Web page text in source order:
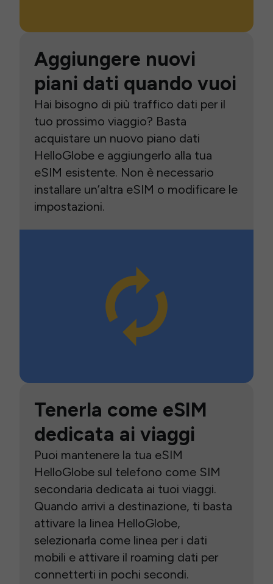
Aggiungere nuovi
piani dati quando vuoi
Hai bisogno di più traffico dati per il
tuo prossimo viaggio? Basta
acquistare un nuovo piano dati
HelloGlobe e aggiungerlo alla tua
eSIM esistente. Non è necessario
installare un’altra eSIM o modificare le
impostazioni.
Tenerla come eSIM
dedicata ai viaggi
Puoi mantenere la tua eSIM
HelloGlobe sul telefono come SIM
secondaria dedicata ai tuoi viaggi.
Quando arrivi a destinazione, ti basta
attivare la linea HelloGlobe,
selezionarla come linea per i dati
mobili e attivare il roaming dati per
connetterti in pochi secondi.